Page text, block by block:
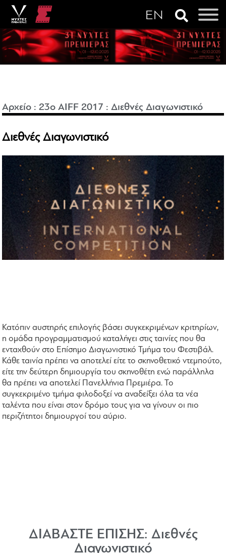
Αρχείο :23o AIFF 2017 :Διεθνές Διαγωνιστικό
Διεθνές Διαγωνιστικό
Κατόπιν αυστηρής επιλογής βάσει συγκεκριμένων κριτηρίων,
η ομάδα προγραμματισμού καταλήγει στις ταινίες που θα
ενταχθούν στο Επίσημο Διαγωνιστικό Τμήμα του Φεστιβάλ.
Κάθε ταινία πρέπει να αποτελεί είτε το σκηνοθετικό ντεμπούτο,
είτε την δεύτερη δημιουργία του σκηνοθέτη ενώ παράλληλα
θα πρέπει να αποτελεί Πανελλήνια Πρεμιέρα. Το
συγκεκριμένο τμήμα φιλοδοξεί να αναδείξει όλα τα νέα
ταλέντα που είναι στον δρόμο τους για να γίνουν οι πιο
περιζήτητοι δημιουργοί του αύριο.
ΔΙΑΒΑΣΤΕ ΕΠΙΣΗΣ: Διεθνές
Διαγωνιστικό